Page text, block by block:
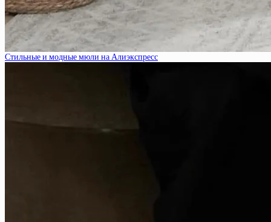
Стильные и модные мюли на Алиэкспресс